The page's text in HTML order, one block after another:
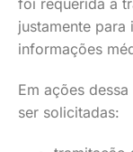
foi requerida a
justamente
informações
Em ações
ser solicitadas: